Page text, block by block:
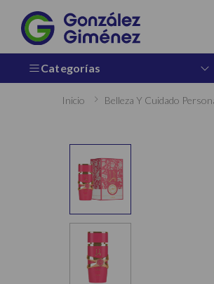
Categorías
Inicio Belleza Y Cuidado